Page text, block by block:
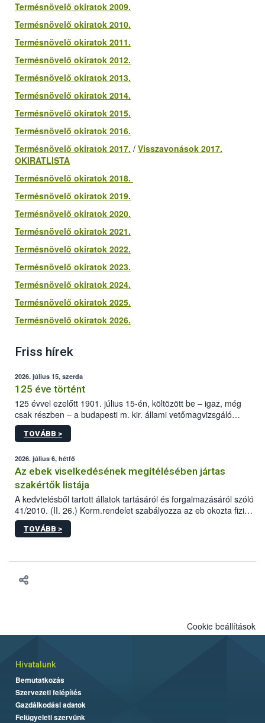
Termésnövelő okiratok 2009.
Termésnövelő okiratok 2010.
Termésnövelő okiratok 2011.
Termésnövelő okiratok 2012.
Termésnövelő okiratok 2013.
Termésnövelő okiratok 2014.
Termésnövelő okiratok 2015.
Termésnövelő okiratok 2016.
Termésnövelő okiratok 2017. / Visszavonások 2017.
OKIRATLISTA
Termésnövelő okiratok 2018.
Termésnövelő okiratok 2019.
Termésnövelő okiratok 2020.
Termésnövelő okiratok 2021.
Termésnövelő okiratok 2022.
Termésnövelő okiratok 2023.
Termésnövelő okiratok 2024.
Termésnövelő okiratok 2025.
Termésnövelő okiratok 2026.
Friss hírek
2026. július 15, szerda
125 éve történt
125 évvel ezelőtt 1901. július 15-én, költözött be – igaz, még
csak részben – a budapesti m. kir. állami vetőmagvizsgáló
állomás a Kis Rókus utca 15. szám alatti, Czigler Győző által
tervezett új épületébe.
TOVÁBB >
2026. július 6, hétfő
Az ebek viselkedésének megítélésében jártas
szakértők listája
A kedvtelésből tartott állatok tartásáról és forgalmazásáról szóló
41/2010. (II. 26.) Korm.rendelet szabályozza az eb okozta fizikai
sérülés, illetve ennek veszélye keletkezésekor felmerülő
hatósági feladatokat, valamint a veszélyes eb tartását és annak
TOVÁBB >
Cookie beállítások
Hivatalunk
Bemutatkozás
Szervezeti felépítés
Gazdálkodási adatok
Felügyeleti szervünk